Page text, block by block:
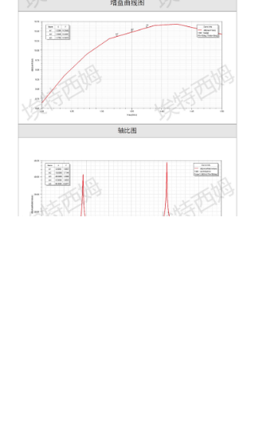
낀
公司简介
끈
产品中心
끶
天线定制
끐
联系我们